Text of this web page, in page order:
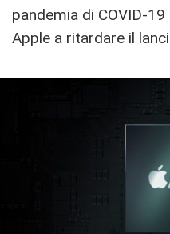
pandemia di COVID-
Apple a ritardare il